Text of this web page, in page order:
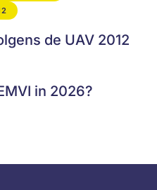
de UAV 2012
in 2026?